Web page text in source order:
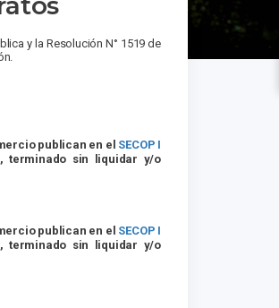
y la Resolución N° 1519 de
publican en el SECOP I
terminado sin liquidar y/o
publican en el SECOP I
terminado sin liquidar y/o